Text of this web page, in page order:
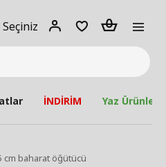
Giriş
Adet
İNDİRİM Yaz Ürünleri
cm baharat öğütücü